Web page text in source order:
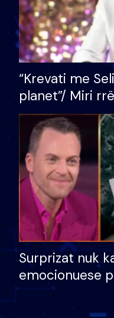
“Krevati me
planet”/ Miri
bukura në
mungojë zilja
Surprizat nuk
emocionuese
nëna dhe
nuk i mban